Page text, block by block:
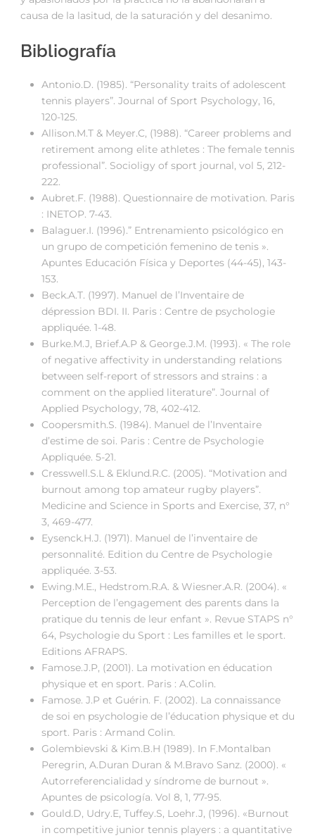
causa de la lasitud, de la saturación y del desanimo.
Bibliografía
Antonio.D. (1985). “Personality traits of adolescent
tennis players”. Journal of Sport Psychology, 16,
120-125.
Allison.M.T & Meyer.C, (1988). “Career problems and
retirement among elite athletes : The female tennis
professional”. Socioligy of sport journal, vol 5, 212-
222.
Aubret.F. (1988). Questionnaire de motivation. Paris
: INETOP. 7-43.
Balaguer.I. (1996).” Entrenamiento psicológico en
un grupo de competición femenino de tenis ».
Apuntes Educación Física y Deportes (44-45), 143-
153.
Beck.A.T. (1997). Manuel de l’Inventaire de
dépression BDI. II. Paris : Centre de psychologie
appliquée. 1-48.
Burke.M.J, Brief.A.P & George.J.M. (1993). « The role
of negative affectivity in understanding relations
between self-report of stressors and strains : a
comment on the applied literature”. Journal of
Applied Psychology, 78, 402-412.
Coopersmith.S. (1984). Manuel de l’Inventaire
d’estime de soi. Paris : Centre de Psychologie
Appliquée. 5-21.
Cresswell.S.L & Eklund.R.C. (2005). “Motivation and
burnout among top amateur rugby players”.
Medicine and Science in Sports and Exercise, 37, n°
3, 469-477.
Eysenck.H.J. (1971). Manuel de l’inventaire de
personnalité. Edition du Centre de Psychologie
appliquée. 3-53.
Ewing.M.E., Hedstrom.R.A. & Wiesner.A.R. (2004). «
Perception de l’engagement des parents dans la
pratique du tennis de leur enfant ». Revue STAPS n°
64, Psychologie du Sport : Les familles et le sport.
Editions AFRAPS.
Famose.J.P, (2001). La motivation en éducation
physique et en sport. Paris : A.Colin.
Famose. J.P et Guérin. F. (2002). La connaissance
de soi en psychologie de l’éducation physique et du
sport. Paris : Armand Colin.
Golembievski & Kim.B.H (1989). In F.Montalban
Peregrin, A.Duran Duran & M.Bravo Sanz. (2000). «
Autorreferencialidad y síndrome de burnout ».
Apuntes de psicología. Vol 8, 1, 77-95.
Gould.D, Udry.E, Tuffey.S, Loehr.J, (1996). «Burnout
in competitive junior tennis players : a quantitative